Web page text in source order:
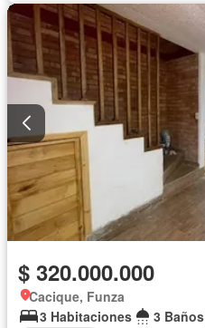
$ 320.000.000
Cacique, Funza
3 Habitaciones
3 Baños